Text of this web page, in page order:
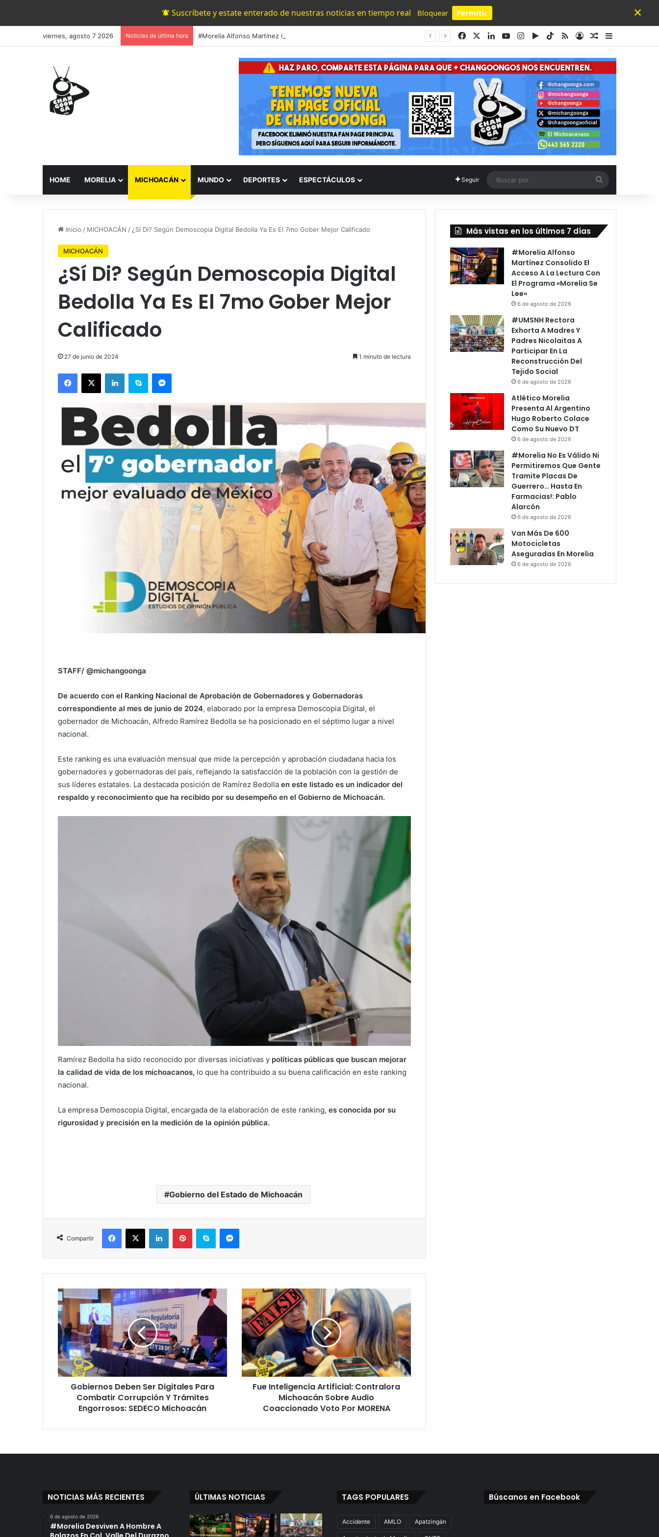
Suscríbete y estate enterado de nuestras noticias en tiempo real Bloquear Permitir
Powered by SendPulse
×
viernes, agosto 7 2026 Noticias de última hora FacebookLinkedInYouTubeInstagram
Google Play
TikTok
RSSAccesoPublicación al
Barra lateral
HOME MORELIA MICHOACÁN MUNDO DEPORTES ESPECTÁCULOS Seguir
por
Inicio / MICHOACÁN / ¿Sí Di? Según Demoscopia Digital Bedolla Ya Es El 7mo Gober Mejor Calificado
MICHOACÁN
¿Sí Di? Según Demoscopia Digital
Bedolla Ya Es El 7mo Gober Mejor
Calificado
27 de junio de 2024 1 minuto de lectura
Facebook
X LinkedInSkype Messenger
STAFF/ @michangoonga
De acuerdo con el Ranking Nacional de Aprobación de Gobernadores y Gobernadoras
correspondiente al mes de junio de 2024, elaborado por la empresa Demoscopia Digital, el
gobernador de Michoacán, Alfredo Ramírez Bedolla se ha posicionado en el séptimo lugar a nivel
nacional.
Este ranking es una evaluación mensual que mide la percepción y aprobación ciudadana hacia los
gobernadores y gobernadoras del país, reflejando la satisfacción de la población con la gestión de
sus líderes estatales. La destacada posición de Ramírez Bedolla en este listado es un indicador del
respaldo y reconocimiento que ha recibido por su desempeño en el Gobierno de Michoacán.
Ramírez Bedolla ha sido reconocido por diversas iniciativas y políticas públicas que buscan mejorar
la calidad de vida de los michoacanos, lo que ha contribuido a su buena calificación en este ranking
nacional.
La empresa Demoscopia Digital, encargada de la elaboración de este ranking, es conocida por su
rigurosidad y precisión en la medición de la opinión pública.
Gobierno del Estado de Michoacán
Compartir
Facebook
X LinkedInPinterestSkype Messenger
Gobiernos
Deben
Ser
Digitales
Para
Combatir
Corrupción
Y
Trámites
Engorrosos:
SEDECO
Michoacán
Gobiernos Deben Ser Digitales Para
Combatir Corrupción Y Trámites
Engorrosos: SEDECO Michoacán
Inteligencia
Artificial:
Contralora
Michoacán
Sobre
Audio
Coaccionado
Voto
Fue Inteligencia Artificial: Contralora
Michoacán Sobre Audio
Coaccionado Voto Por MORENA
Más vistas en los últimos 7 días
#Morelia Alfonso
Martínez Consolido El
Acceso A La Lectura Con
El Programa «Morelia Se
Lee»
6 de agosto de 2026
#UMSNH Rectora
Exhorta A Madres Y
Padres Nicolaitas A
Participar En La
Reconstrucción Del
Tejido Social
6 de agosto de 2026
Atlético Morelia
Presenta Al Argentino
Hugo Roberto Colace
Como Su Nuevo DT
6 de agosto de 2026
#Morelia No Es Válido Ni
Permitiremos Que Gente
Tramite Placas De
Guerrero… Hasta En
Farmacias!: Pablo
Alarcón
6 de agosto de 2026
Van Más De 600
Motocicletas
Aseguradas En Morelia
6 de agosto de 2026
NOTICIAS MÁS RECIENTES
6 de agosto de 2026
#Morelia Desviven A Hombre A
ÚLTIMAS NOTICIAS TAGS POPULARES
Accidente AMLO Apatzingán
Búscanos en Facebook